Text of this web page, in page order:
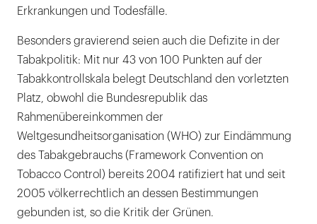
Erkrankungen und Todesfälle.
Besonders gravierend seien auch die Defizite in der
Tabakpolitik: Mit nur 43 von 100 Punkten auf der
Tabakkontrollskala belegt Deutschland den vorletzten
Platz, obwohl die Bundesrepublik das
Rahmenübereinkommen der
Weltgesundheitsorganisation (WHO) zur Eindämmung
des Tabakgebrauchs (Framework Convention on
Tobacco Control) bereits 2004 ratifiziert hat und seit
2005 völkerrechtlich an dessen Bestimmungen
gebunden ist, so die Kritik der Grünen.